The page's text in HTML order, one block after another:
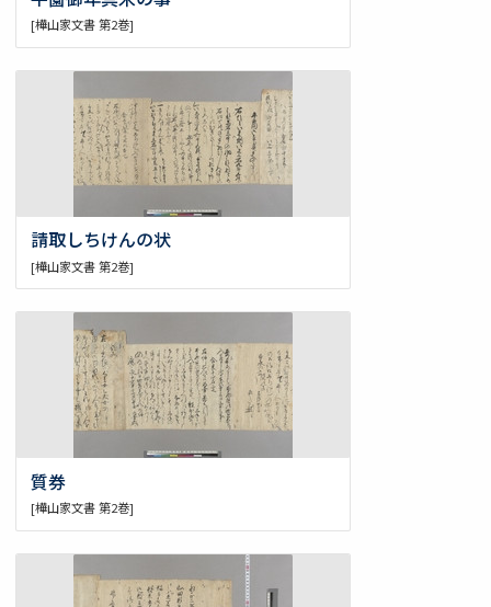
[樺山家文書 第2巻]
請取しちけんの状
[樺山家文書 第2巻]
質券
[樺山家文書 第2巻]